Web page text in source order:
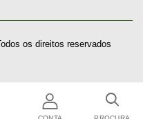
os direitos reservados